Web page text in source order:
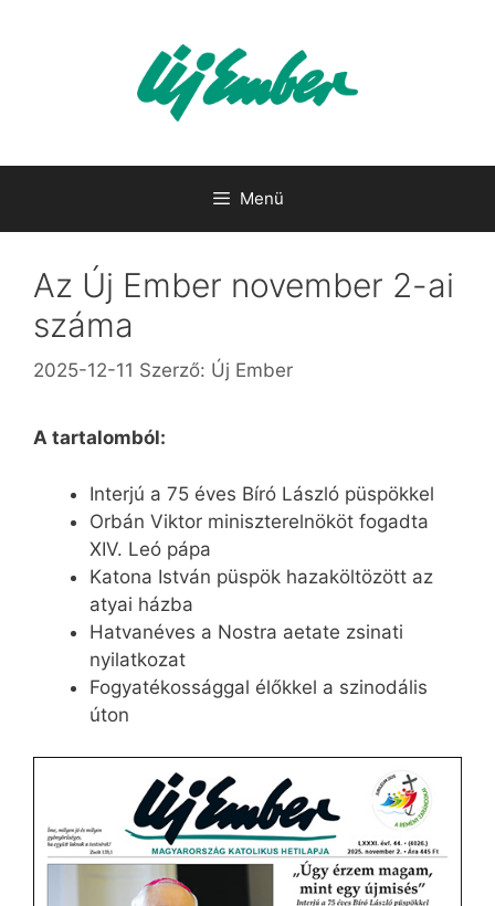
Menü
Az Új Ember november 2-ai
száma
2025-12-11 Szerző: Új Ember
A tartalomból:
Interjú a 75 éves Bíró László püspökkel
Orbán Viktor miniszterelnököt fogadta
XIV. Leó pápa
Katona István püspök hazaköltözött az
atyai házba
Hatvanéves a Nostra aetate zsinati
nyilatkozat
Fogyatékossággal élőkkel a szinodális
úton